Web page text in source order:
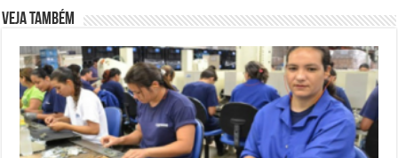
Veja também